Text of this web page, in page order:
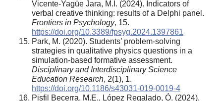
Vicente-Yagüe Jara, M.I. (2024). Indicators of
verbal creative thinking: results of a Delphi panel.
Frontiers in Psychology, 15.
https://doi.org/10.3389/fpsyg.2024.1397861
Park, M. (2020). Students’ problem-solving
strategies in qualitative physics questions in a
simulation-based formative assessment.
Disciplinary and Interdisciplinary Science
Education Research, 2(1), 1.
https://doi.org/10.1186/s43031-019-0019-4
Pisfil Becerra, M.E., López Regalado, Ó. (2024).